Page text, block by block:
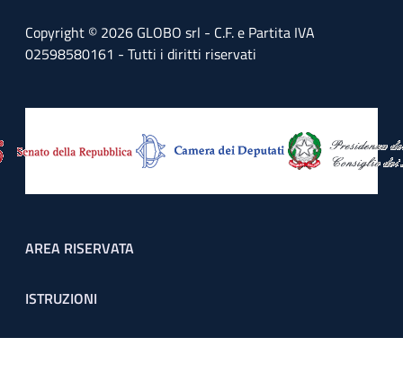
Copyright © 2026 GLOBO srl - C.F. e Partita IVA
02598580161 - Tutti i diritti riservati
Footer menu
AREA RISERVATA
ISTRUZIONI